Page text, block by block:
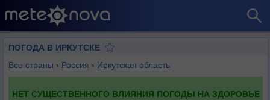
ПОГОДА В ИРКУТСКЕ
Все страны › Россия › Иркутская область
НЕТ СУЩЕСТВЕННОГО ВЛИЯНИЯ ПОГОДЫ НА ЗДОРОВЬЕ